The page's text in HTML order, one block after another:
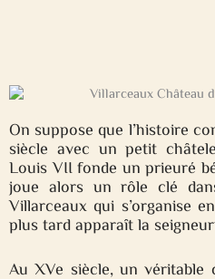
On suppose que l’histoire
siècle avec un petit
Louis VII fonde un prieuré
joue alors un rôle clé
Villarceaux qui s’organise
plus tard apparaît la
Au XVe siècle, un